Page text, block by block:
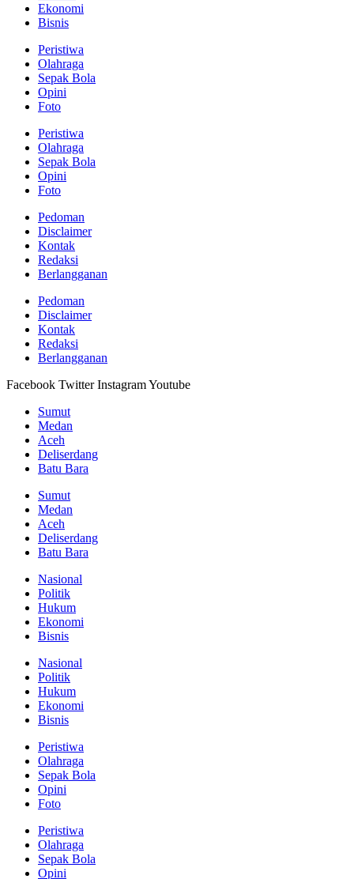
Ekonomi
Bisnis
Peristiwa
Olahraga
Sepak Bola
Opini
Foto
Peristiwa
Olahraga
Sepak Bola
Opini
Foto
Pedoman
Disclaimer
Kontak
Redaksi
Berlangganan
Pedoman
Disclaimer
Kontak
Redaksi
Berlangganan
Facebook Twitter InstagramYoutube
Sumut
Medan
Aceh
Deliserdang
Batu Bara
Sumut
Medan
Aceh
Deliserdang
Batu Bara
Nasional
Politik
Hukum
Ekonomi
Bisnis
Nasional
Politik
Hukum
Ekonomi
Bisnis
Peristiwa
Olahraga
Sepak Bola
Opini
Foto
Peristiwa
Olahraga
Sepak Bola
Opini